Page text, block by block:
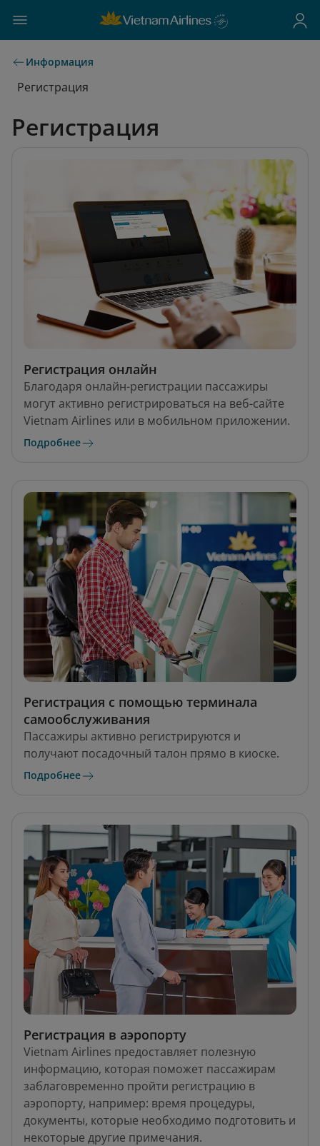
Информация
Регистрация
Регистрация
Регистрация онлайн
Благодаря онлайн-регистрации пассажиры
могут активно регистрироваться на веб-сайте
Vietnam Airlines или в мобильном приложении.
Подробнее
Регистрация с помощью терминала
самообслуживания
Пассажиры активно регистрируются и
получают посадочный талон прямо в киоске.
Подробнее
Регистрация в аэропорту
Vietnam Airlines предоставляет полезную
информацию, которая поможет пассажирам
заблаговременно пройти регистрацию в
аэропорту, например: время процедуры,
документы, которые необходимо подготовить и
некоторые другие примечания.